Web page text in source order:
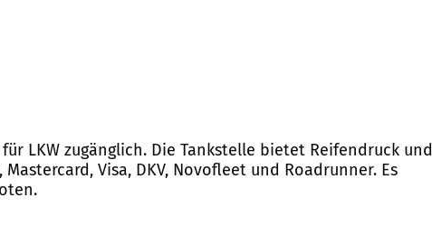
LKW zugänglich. Die Tankstelle bietet Reifendruck und
Visa, DKV, Novofleet und Roadrunner. Es